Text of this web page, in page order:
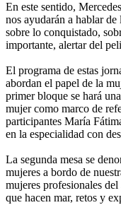
En este sentido,
nos ayudarán a hablar
sobre lo conquistado,
importante, alertar del
El programa de estas
abordan el papel de la
primer bloque se hará
mujer como marco de
participantes María
en la especialidad con
La segunda mesa se
mujeres a bordo de
mujeres profesionales
que hacen mar, retos y